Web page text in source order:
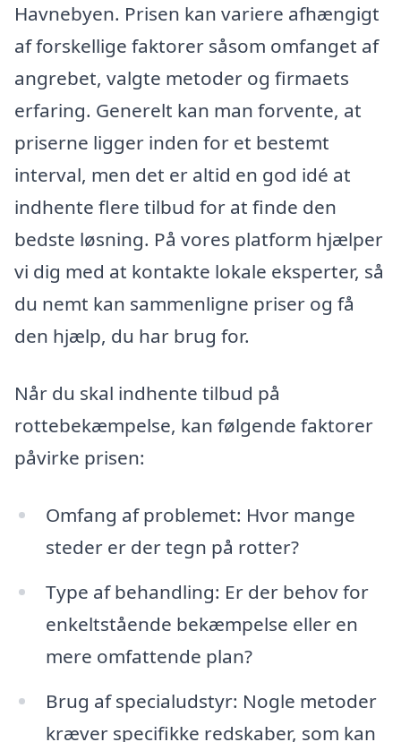
Havnebyen. Prisen kan variere afhængigt
af forskellige faktorer såsom omfanget af
angrebet, valgte metoder og firmaets
erfaring. Generelt kan man forvente, at
priserne ligger inden for et bestemt
interval, men det er altid en god idé at
indhente flere tilbud for at finde den
bedste løsning. På vores platform hjælper
vi dig med at kontakte lokale eksperter, så
du nemt kan sammenligne priser og få
den hjælp, du har brug for.
Når du skal indhente tilbud på
rottebekæmpelse, kan følgende faktorer
påvirke prisen:
Omfang af problemet: Hvor mange
steder er der tegn på rotter?
Type af behandling: Er der behov for
enkeltstående bekæmpelse eller en
mere omfattende plan?
Brug af specialudstyr: Nogle metoder
kræver specifikke redskaber, som kan